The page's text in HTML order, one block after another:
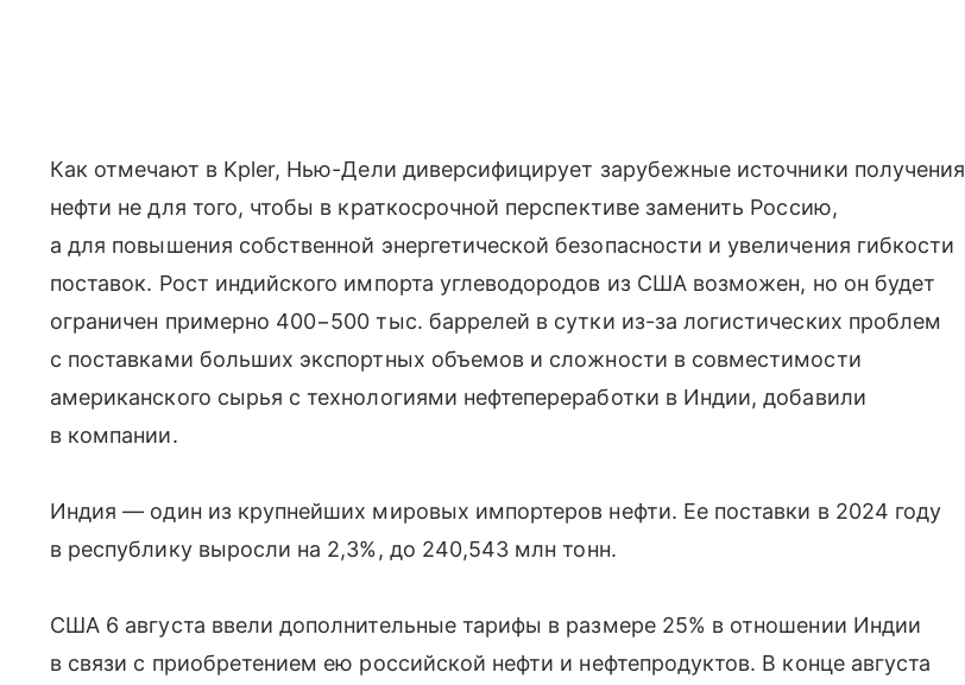
Как отмечают в Kpler, Нью-Дели диверсифицирует зарубежные источники получения
нефти не для того, чтобы в краткосрочной перспективе заменить Россию,
а для повышения собственной энергетической безопасности и увеличения гибкости
поставок. Рост индийского импорта углеводородов из США возможен, но он будет
ограничен примерно 400−500 тыс. баррелей в сутки из-за логистических проблем
с поставками больших экспортных объемов и сложности в совместимости
американского сырья с технологиями нефтепереработки в Индии, добавили
в компании.
Индия — один из крупнейших мировых импортеров нефти. Ее поставки в 2024 году
в республику выросли на 2,3%, до 240,543 млн тонн.
США 6 августа ввели дополнительные тарифы в размере 25% в отношении Индии
в связи с приобретением ею российской нефти и нефтепродуктов. В конце августа